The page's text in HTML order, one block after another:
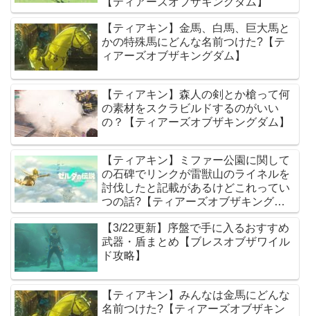
【ティアキン】金馬、白馬、巨大馬と
かの特殊馬にどんな名前つけた?【テ
ィアーズオブザキングダム】
【ティアキン】森人の剣とか槍って何
の素材をスクラビルドするのがいい
の？【ティアーズオブザキングダム】
【ティアキン】ミファー公園に関して
の石碑でリンクが雷獣山のライネルを
討伐したと記載があるけどこれってい
つの話?【ティアーズオブザキングダ
ム】
【3/22更新】序盤で手に入るおすすめ
武器・盾まとめ【ブレスオブザワイル
ド攻略】
【ティアキン】みんなは金馬にどんな
名前つけた?【ティアーズオブザキン